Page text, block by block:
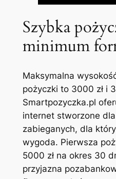
Szybka
minimum
Maksymalna
pożyczki to 3000 zł i
Smartpozyczka.pl
internet stworzone
zabieganych, dla
wygoda. Pierwsza
5000 zł na okres 30
przyjazna